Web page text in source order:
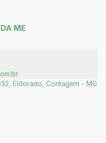
ME
Eldorado, Contagem - MG